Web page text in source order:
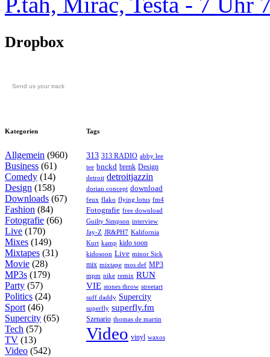
Dropbox
Send us your track
Kategorien
Allgemein (960)
Business (61)
Comedy (14)
Design (158)
Downloads (67)
Fashion (84)
Fotografie (66)
Live (170)
Mixes (149)
Mixtapes (31)
Movie (28)
MP3s (179)
Party (57)
Politics (24)
Sport (46)
Supercity (65)
Tech (57)
TV (13)
Video (542)
Tags
313 313 RADIO abby lee
tee bnckd brenk Design
detroit detroitjazzin
dorian concept download
feux flako flying lotus fm4
Fotografie free download
Guilty Simpson interview
Jay-Z JR&PH7 Kalifornia
Kurt kamp kido soon
kidosoon Live minor Sick
mix mixtape mos def MP3
mpm nike remix RUN
VIE stones throw streetart
suff daddy Supercity
superfly superfly.fm
Szenario thomas de martin
Video vinyl waxos